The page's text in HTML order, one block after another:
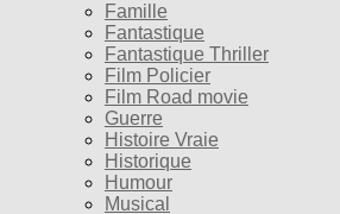
Famille
Fantastique
Fantastique Thriller
Film Policier
Film Road movie
Guerre
Histoire Vraie
Historique
Humour
Musical